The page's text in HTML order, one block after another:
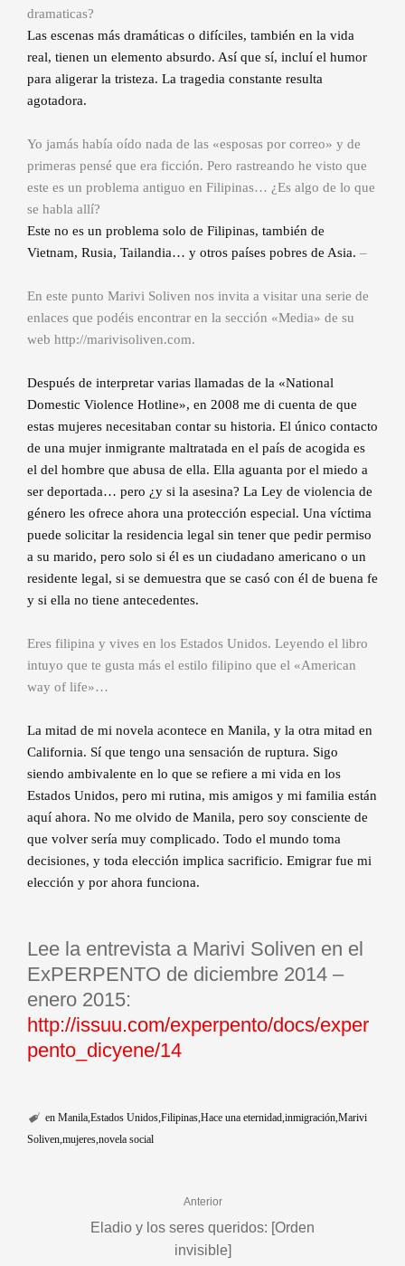
dramaticas?
Las escenas más dramáticas o difíciles, también en la vida
real, tienen un elemento absurdo. Así que sí, incluí el humor
para aligerar la tristeza. La tragedia constante resulta
agotadora.
Yo jamás había oído nada de las «esposas por correo» y de
primeras pensé que era ficción. Pero rastreando he visto que
este es un problema antiguo en Filipinas… ¿Es algo de lo que
se habla allí?
Este no es un problema solo de Filipinas, también de
Vietnam, Rusia, Tailandia… y otros países pobres de Asia. –
En este punto Marivi Soliven nos invita a visitar una serie de
enlaces que podéis encontrar en la sección «Media» de su
web http://marivisoliven.com.
Después de interpretar varias llamadas de la «National
Domestic Violence Hotline», en 2008 me di cuenta de que
estas mujeres necesitaban contar su historia. El único contacto
de una mujer inmigrante maltratada en el país de acogida es
el del hombre que abusa de ella. Ella aguanta por el miedo a
ser deportada… pero ¿y si la asesina? La Ley de violencia de
género les ofrece ahora una protección especial. Una víctima
puede solicitar la residencia legal sin tener que pedir permiso
a su marido, pero solo si él es un ciudadano americano o un
residente legal, si se demuestra que se casó con él de buena fe
y si ella no tiene antecedentes.
Eres filipina y vives en los Estados Unidos. Leyendo el libro
intuyo que te gusta más el estilo filipino que el «American
way of life»…
La mitad de mi novela acontece en Manila, y la otra mitad en
California. Sí que tengo una sensación de ruptura. Sigo
siendo ambivalente en lo que se refiere a mi vida en los
Estados Unidos, pero mi rutina, mis amigos y mi familia están
aquí ahora. No me olvido de Manila, pero soy consciente de
que volver sería muy complicado. Todo el mundo toma
decisiones, y toda elección implica sacrificio. Emigrar fue mi
elección y por ahora funciona.
Lee la entrevista a Marivi Soliven en el
ExPERPENTO de diciembre 2014 –
enero 2015:
http://issuu.com/experpento/docs/exper
pento_dicyene/14
en Manila Estados Unidos Filipinas Hace una eternidad inmigración Marivi
Soliven mujeres novela social
Anterior
Eladio y los seres queridos: [Orden
invisible]